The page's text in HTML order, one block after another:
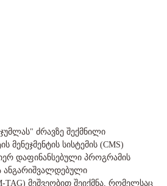
ძრავზე შექმნილი
მენეჯმენტის სისტემის (CMS)
დაფინანსებული პროგრამის
ანგარიშვალდებული
მეშვეობით შეიქმნა, რომელსაც